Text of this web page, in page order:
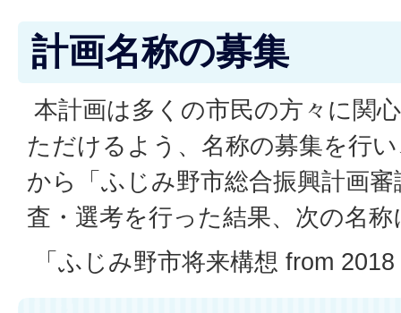
計画名称の募集
本計画は多くの市民の方々に関
ただけるよう、名称の募集を行
から「ふじみ野市総合振興計画
査・選考を行った結果、次の名
「ふじみ野市将来構想 from 2018